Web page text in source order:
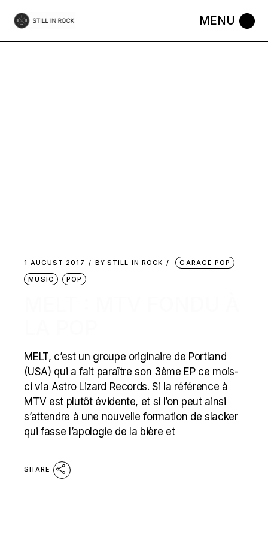
the
1 AUGUST 2017 BY STILL IN ROCK
GARAGE POP
MUSIC
POP
MELT, c’est un groupe originaire de Portland
(USA) qui a fait paraître son 3ème EP ce mois-
ci via Astro Lizard Records. Si la référence à
MTV est plutôt évidente, et si l’on peut ainsi
s’attendre à une nouvelle formation de slacker
qui fasse l’apologie de la bière et
SHARE